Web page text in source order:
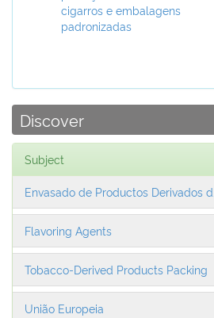
cigarros e embalagens
padronizadas
Discover
Subject
Envasado de Productos Derivados d...
Flavoring Agents
Tobacco-Derived Products Packing
União Europeia